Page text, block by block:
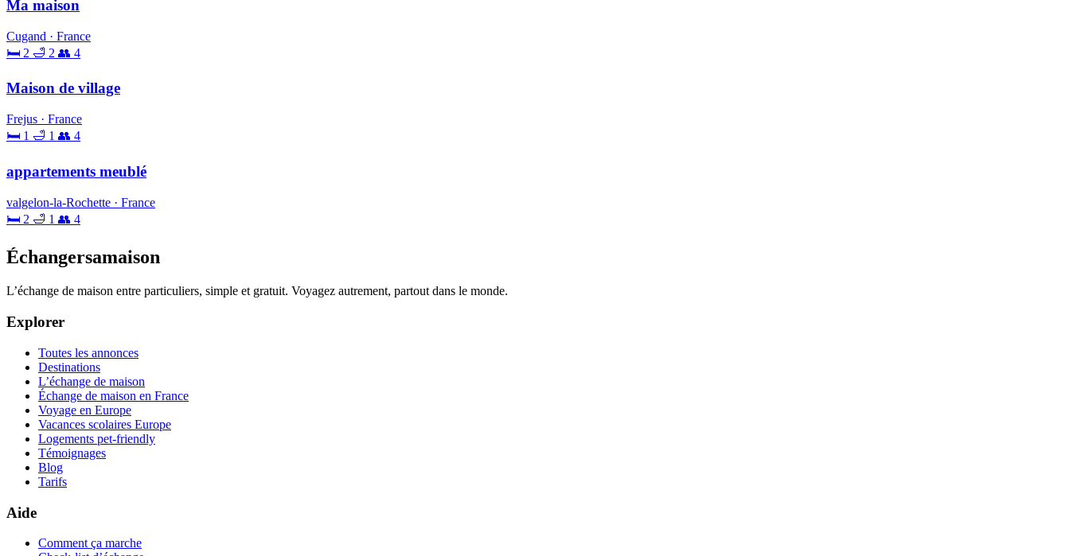
Ma maison
Cugand · France
🛏 2 🛁 2 👥 4
Maison de village
Frejus · France
🛏 1 🛁 1 👥 4
appartements meublé
valgelon-la-Rochette · France
🛏 2 🛁 1 👥 4
Échangersamaison
L’échange de maison entre particuliers, simple et gratuit. Voyagez autrement, partout dans le monde.
Explorer
Toutes les annonces
Destinations
L’échange de maison
Échange de maison en France
Voyage en Europe
Vacances scolaires Europe
Logements pet-friendly
Témoignages
Blog
Tarifs
Aide
Comment ça marche